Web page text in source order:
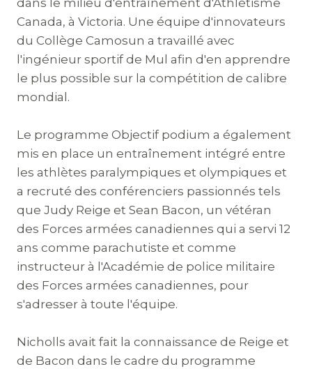
dans le milieu d'entraînement d'Athlétisme
Canada, à Victoria. Une équipe d'innovateurs
du Collège Camosun a travaillé avec
l'ingénieur sportif de Mul afin d'en apprendre
le plus possible sur la compétition de calibre
mondial.
Le programme Objectif podium a également
mis en place un entraînement intégré entre
les athlètes paralympiques et olympiques et
a recruté des conférenciers passionnés tels
que Judy Reige et Sean Bacon, un vétéran
des Forces armées canadiennes qui a servi 12
ans comme parachutiste et comme
instructeur à l'Académie de police militaire
des Forces armées canadiennes, pour
s'adresser à toute l'équipe.
Nicholls avait fait la connaissance de Reige et
de Bacon dans le cadre du programme